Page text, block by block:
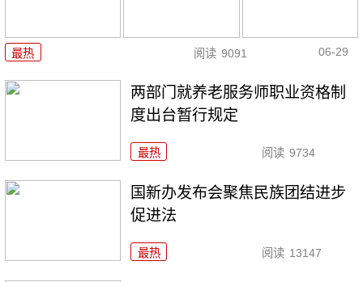
最热 阅读 9091 06-29
两部门就养老服务师职业资格制
度出台暂行规定
最热 阅读 9734
国新办发布会聚焦民族团结进步
促进法
最热 阅读 13147